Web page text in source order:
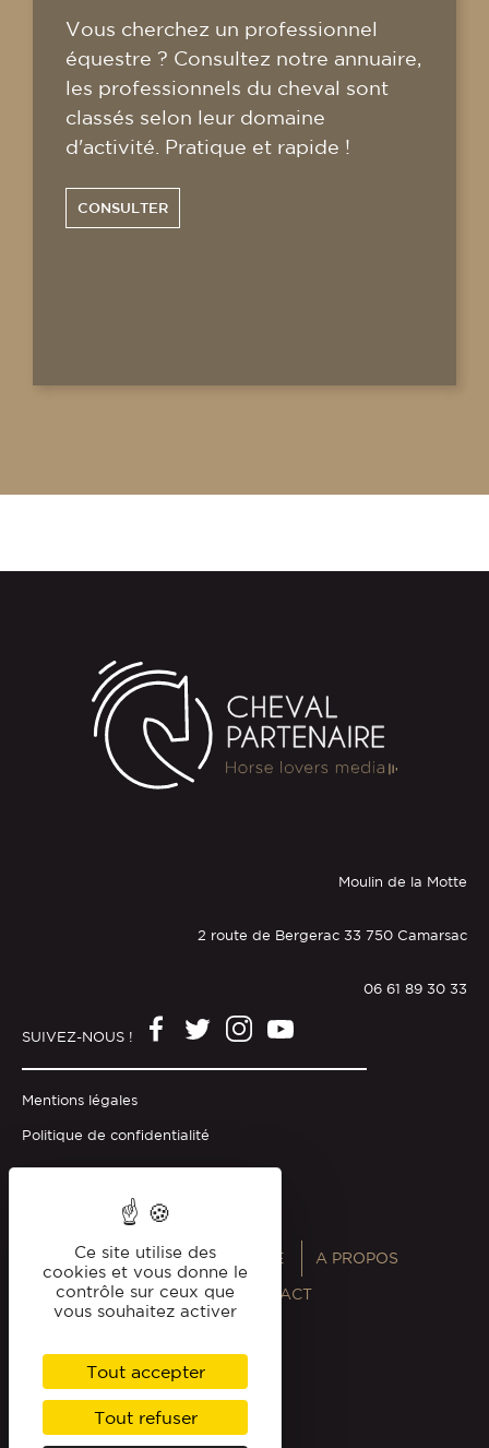
Vous cherchez un professionnel
équestre ? Consultez notre annuaire,
les professionnels du cheval sont
classés selon leur domaine
d'activité. Pratique et rapide !
CONSULTER
Moulin de la Motte
2 route de Bergerac 33 750 Camarsac
06 61 89 30 33
SUIVEZ-NOUS !
Mentions légales
Politique de confidentialité
ANNUAIRES MAGAZINE A PROPOS
PROFESSIONNELS CONTACT
Ce site utilise des
cookies et vous donne le
contrôle sur ceux que
vous souhaitez activer
Tout accepter
Tout refuser